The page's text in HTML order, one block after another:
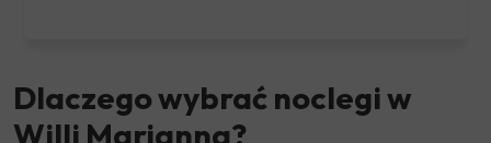
Dlaczego wybrać noclegi w
Willi Marianna?